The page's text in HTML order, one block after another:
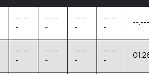
--.--
-
--.--
-
--.--
-
--.--
-
--
--.--
-
--.--
-
--.--
-
--.--
-